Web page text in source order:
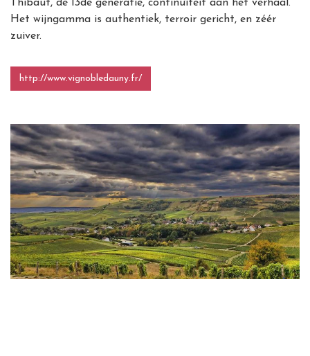
Thibaut, de 13de generatie, continuïteit aan het verhaal.
Het wijngamma is authentiek, terroir gericht, en zéér
zuiver.
http://www.vignobledauny.fr/